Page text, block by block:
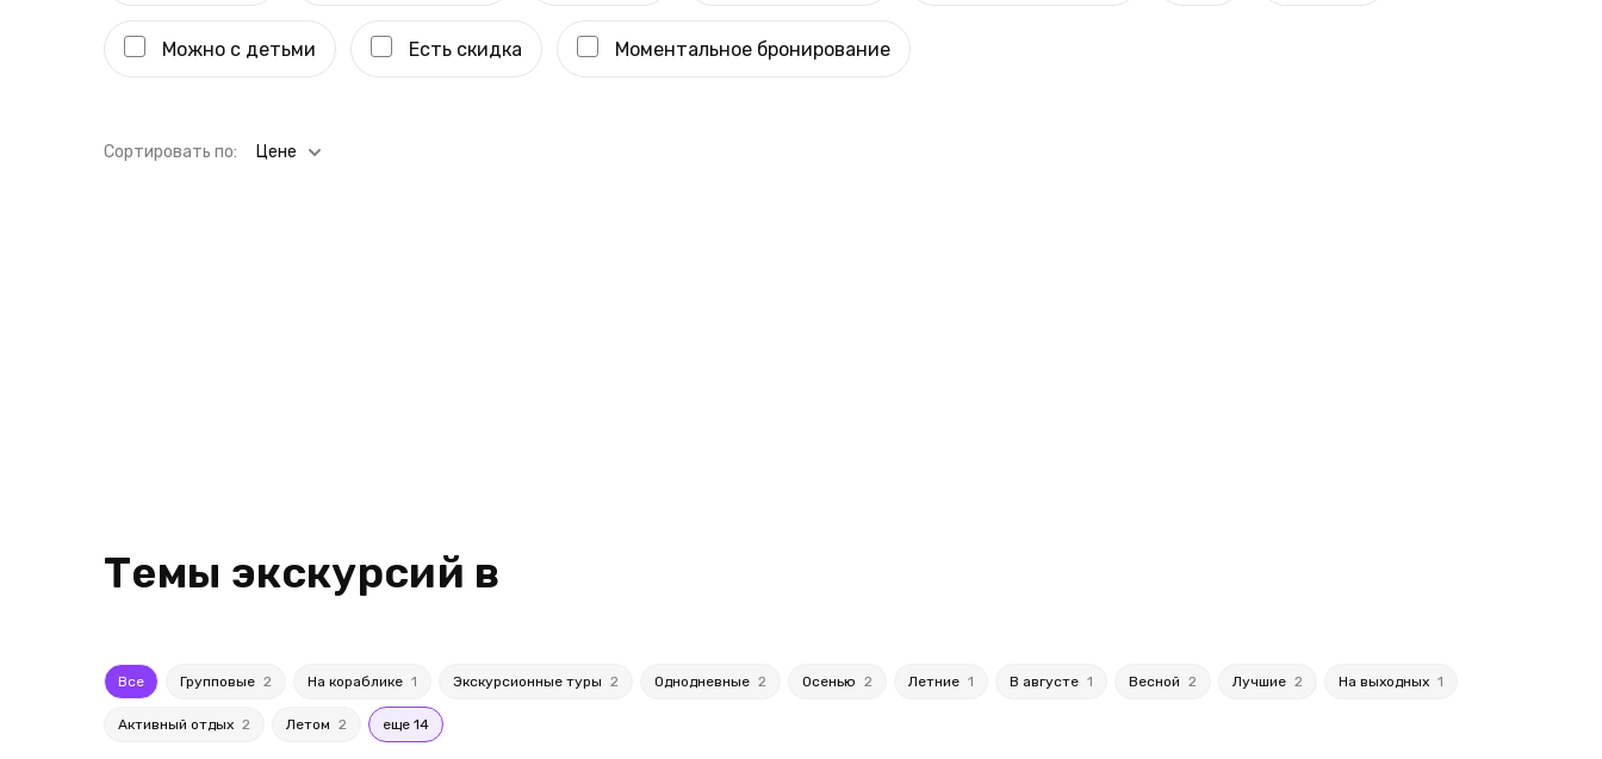
Можно с детьми Есть скидка Моментальное бронирование
Cортировать по: Цене
Темы экскурсий в
Все Групповые 2 На кораблике 1 Экскурсионные туры 2 Однодневные 2 Осенью 2 Летние 1 В августе 1 Весной 2 Лучшие 2 На выходных 1
Активный отдых 2 Летом 2 еще 14